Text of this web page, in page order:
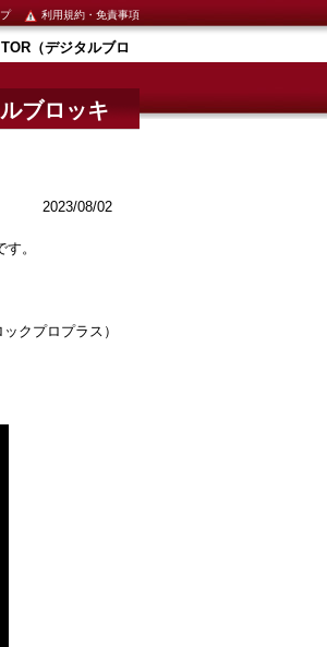
利用規約・免責事項
（デジタルブロ
ブロッキ
2023/08/02
。
クプロプラス）